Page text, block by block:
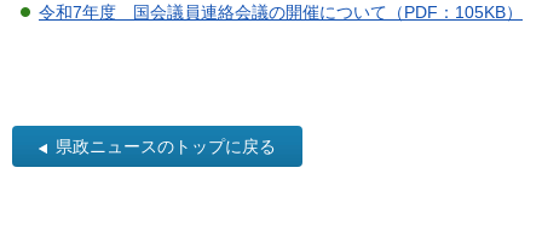
令和7年度 国会議員連絡会議の開催について（PDF：105KB）
県政ニュースのトップに戻る